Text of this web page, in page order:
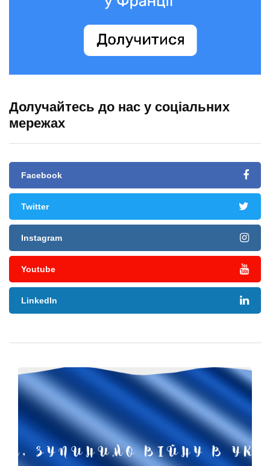
Долучайтесь до нас у соціальних
мережах
Facebook
Twitter
Instagram
Youtube
LinkedIn